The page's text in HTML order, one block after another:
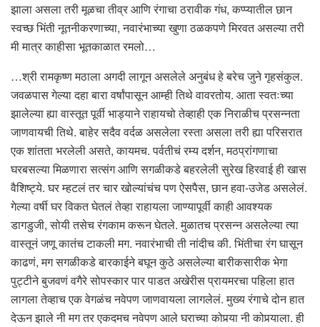
झाला असला तरी मूळचा तीव्र आणि रंगाचा ठरावीक गंध, कप्प्यातील छान
स्वच्छ भिंती नूतनीकरणाच्या, नवारंभाच्या खुणा ठळकपणे मिरवत असल्या तरी
मी मात्र काहीसा भूतकाळात रमलो…
…श्री रामकृष्ण मठाला अगदी लागून असलेले अनुबंध हे बरेच जुने गृहसंकुल.
जवळपास गेल्या दहा बारा वर्षांपासून आम्ही तिथे वावरतोय. आता स्वतःच्या
झालेल्या ह्या वास्तूत पूर्वी भाड्याने राहायचो तेव्हाही एक निराळीच प्रसन्नता
जाणवायची तिथे. बाहेर सदैव वर्दळ असलेला रस्ता असला तरी ह्या परिसरात
एक शांतता भरलेली असते, कायमच. पर्वतीचं रम्य दर्शन, मठप्रांगणाचा
घरबसल्या मिळणारा सत्संग आणि सगळीकडे बहरलेली सुरेख हिरवाई ही खास
वैशिष्ट्ये. घर म्हटलं तर चार खोल्यांचंच पण ऐसपैस, छान हवा-उजेड असलेलं.
गेल्या वर्षी घर विकत घेतलं तेव्हा राहायला जाण्यापूर्वी काही आवश्यक
डागडुजी, सोयी तसेच रंगकाम करून घेतले. मुळातच प्रसन्न असलेल्या त्या
वास्तूनं जणू कातंच टाकली मग. नवारंभाची ती नांदीच की. भिंतीचा रंग घासून
काढणं, मग सगळीकडे बारकाईने बघून कुठे असलेल्या बारीकसारीक भेगा
पुट्टीने बुजवणं वगैरे सोपस्कार पार पाडत अखेरीस प्रायमरचा पहिला हात
लागला तेव्हाच एक वेगळंच नवेपण जाणवायला लागलेलं. मुख्य रंगाचे दोन हात
देऊन झाले नी मग तर एकदमच नवेपण आले घराच्या कोपर्‍या नी कोपर्‍याला. ही